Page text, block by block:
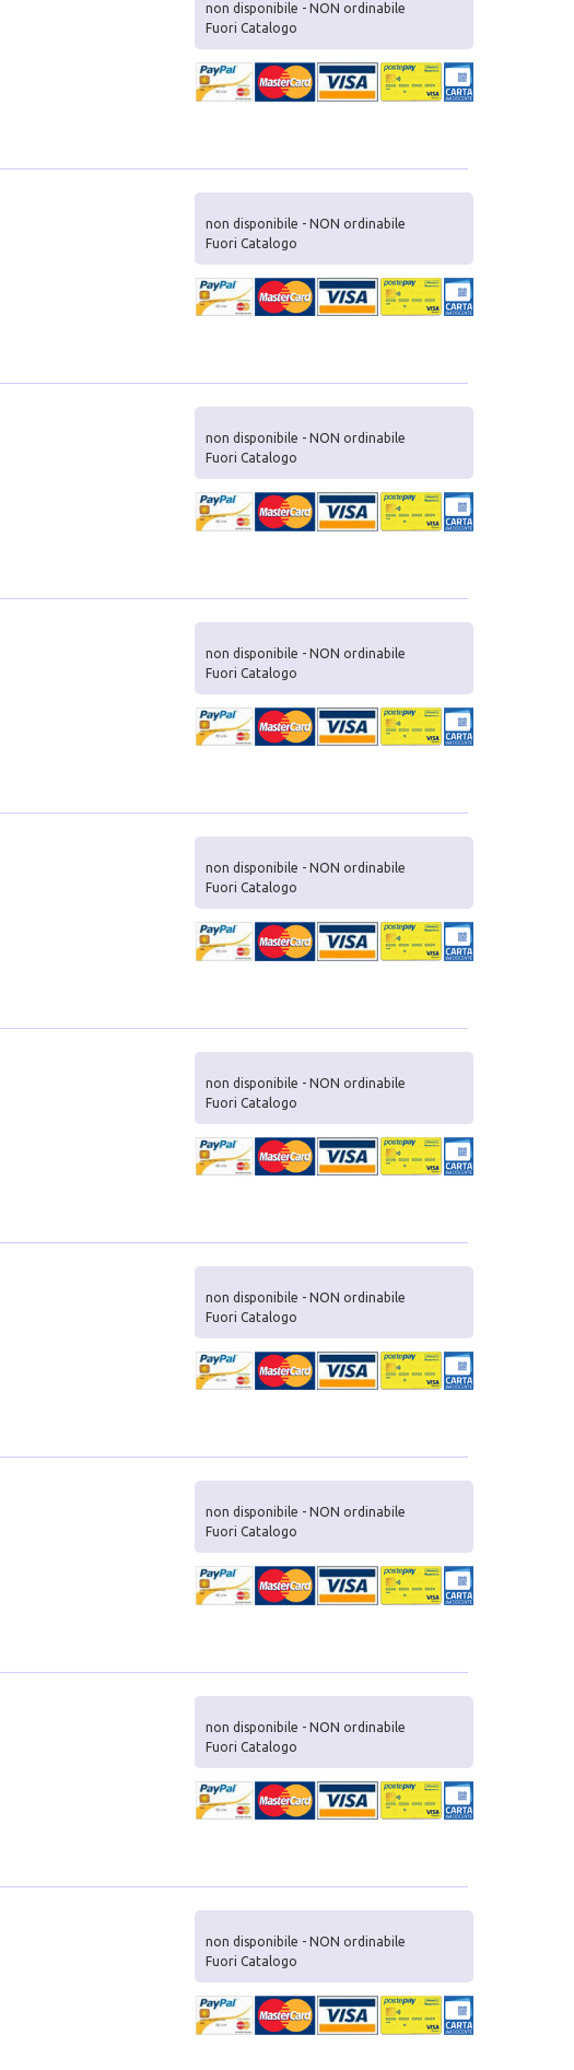
non disponibile - NON ordinabile
Fuori Catalogo
non disponibile - NON ordinabile
Fuori Catalogo
non disponibile - NON ordinabile
Fuori Catalogo
non disponibile - NON ordinabile
Fuori Catalogo
non disponibile - NON ordinabile
Fuori Catalogo
non disponibile - NON ordinabile
Fuori Catalogo
non disponibile - NON ordinabile
Fuori Catalogo
non disponibile - NON ordinabile
Fuori Catalogo
non disponibile - NON ordinabile
Fuori Catalogo
non disponibile - NON ordinabile
Fuori Catalogo